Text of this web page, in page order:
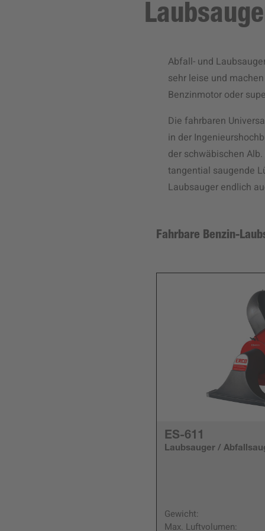
Abfall- und
sehr leise und
Benzinmotor oder
Die fahrbaren
in der
der schwäbischen
tangential saugende
Laubsauger endlich
Fahrbare Benzin-
ES-611
Laubsauger /
Gewicht:
Max. Luftvolumen: